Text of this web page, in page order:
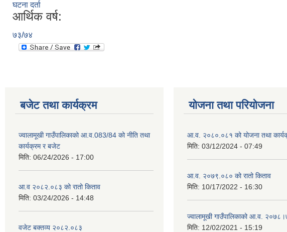
घटना दर्ता
आर्थिक वर्ष:
७३/७४
बजेट तथा कार्यक्रम
ज्वालामूखी गाउँपालिकाको आ.व.083/84 को नीति तथा
कार्यक्रम र बजेट
मिति: 06/24/2026 - 17:00
आ.व २०८२.०८३ को रातो किताव
मिति: 03/24/2026 - 14:48
वजेट बक्तव्य २०८२.०८३
योजना तथा परियोजना
आ.व. २०८०.०८१ को योजना तथा
मिति: 03/12/2024 - 07:49
आ.व. २०७९.०८० को रातो किताव
मिति: 10/17/2022 - 16:30
ज्वालामूखी गाउँपालिकाको आ.व.
मिति: 12/02/2021 - 15:19